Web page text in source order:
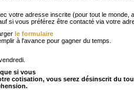
votre adresse inscrite (pour tout le monde,
si vous préférez être contacté via votre
le formulaire
à l'avance pour gagner du temps.
si vous
cotisation, vous serez désinscrit du